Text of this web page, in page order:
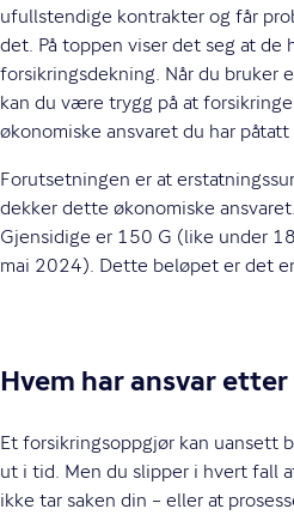
ufullstendige kontrakter og får
det. På toppen viser det seg at de
forsikringsdekning. Når du bruker
kan du være trygg på at
økonomiske ansvaret du har påtatt
Forutsetningen er at
dekker dette økonomiske
Gjensidige er 150 G (like under
mai 2024). Dette beløpet er det
Hvem har ansvar etter
Et forsikringsoppgjør kan uansett
ut i tid. Men du slipper i hvert fall
ikke tar saken din – eller at